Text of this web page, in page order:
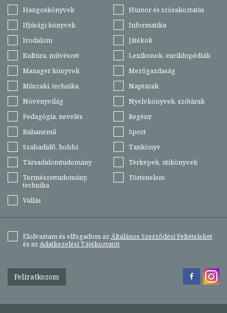
Hangoskönyvek
Humor és szórakoztatás
Ifjúsági könyvek
Informatika
Irodalom
Játékok
Kultúra, művészet
Lexikonok, enciklopédiák
Manager könyvek
Mezőgazdaság
Műszaki, technika
Naptárak
Növényvilág
Nyelvkönyvek, szótárak
Pedagógia, nevelés
Regény
Ruhanemű
Sport
Szabadidő, hobbi
Tankönyv
Társadalomtudomány
Térképek, útikönyvek
Természettudomány,
technika
Történelem
Vallás
Elolvastam és elfogadom az Általános Szerződési Feltételeket
és az Adatkezelési Tájékoztatót
Feliratkozom